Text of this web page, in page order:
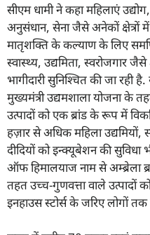
सीएम धामी ने कहा महिलाएं
अनुसंधान, सेना जैसे अनेकों क्षेत्रों
मातृशक्ति के कल्याण के लिए
स्वास्थ्य, उद्यमिता, स्वरोजगार
भागीदारी सुनिश्चित की जा रही
मुख्यमंत्री उद्यमशाला योजना के
उत्पादों को एक ब्रांड के रूप में
हज़ार से अधिक महिला
दीदियों को इन्क्यूबेशन की सुविधा
ऑफ हिमालयाज नाम से अम्ब्रेला
तहत उच्च-गुणवत्ता वाले उत्पादों
इनहाउस स्टोर्स के जरिए लोगों